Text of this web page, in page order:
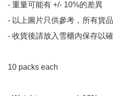
- 重量可能有 +/- 10%的差異
- 以上圖片只供參考，所有貨
- 收貨後請放入雪櫃內保存以
10 packs each